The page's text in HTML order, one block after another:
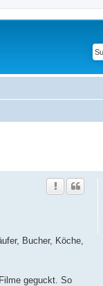
Bucher, Köche,
geguckt. So